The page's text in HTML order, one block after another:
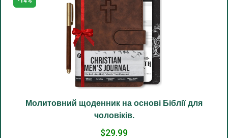
(17) Гроші та людина.
(18) Господь рабом нам прибував.
(19) Добро і зло.
(21) Отець і Мати.
(22) Обійми любові.
(23) Спасіння щирим.
Молитовний щоденник для жінок та чоловіків, без
дат, на 3 місяці.
$28.99